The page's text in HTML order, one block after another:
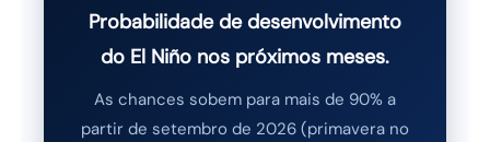
Probabilidade de desenvolvimento
do El Niño nos próximos meses.
As chances sobem para mais de 90% a
partir de setembro de 2026 (primavera no